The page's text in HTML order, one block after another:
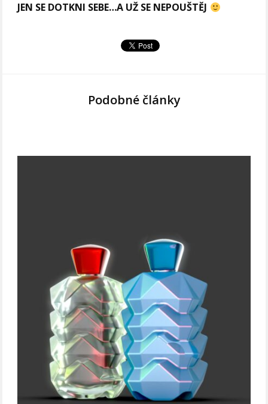
JEN SE DOTKNI SEBE…A UŽ SE NEPOUŠTĚJ
Podobné články